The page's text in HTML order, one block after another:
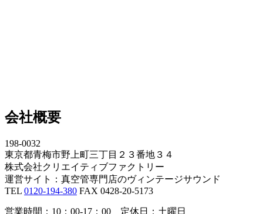
会社概要
198-0032
東京都青梅市野上町三丁目２３番地３４
株式会社クリエイティブファクトリー
運営サイト：真空管専門店のヴィンテージサウンド
TEL 0120-194-380 FAX 0428-20-5173
営業時間：10：00-17：00 定休日：土曜日